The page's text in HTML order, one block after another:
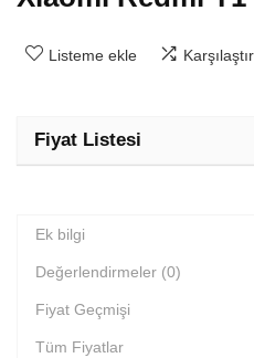
Listeme ekle
Fiyat Listesi
Ek bilgi
Değerlendirmeler (0)
Fiyat Geçmişi
Tüm Fiyatlar